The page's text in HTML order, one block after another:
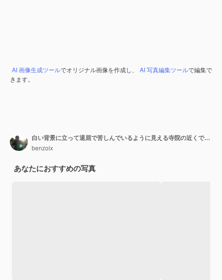
AI 画像生成ツールでオリジナル画像を作成し、 AI 写真編集ツールで編集で
きます。
白い背景に立って退屈で苦しんでいるように見える寺院の近くで拳銃のジェスチャーの指を作るイライラして疲れたアジアの女の子の画像
benzoix
あなたにおすすめの写真